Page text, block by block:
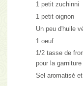
1 petit zuchinni
1 petit oignon
Un peu d'huile
1 oeuf
1/2 tasse de
pour la garniture
Sel aromatiséet